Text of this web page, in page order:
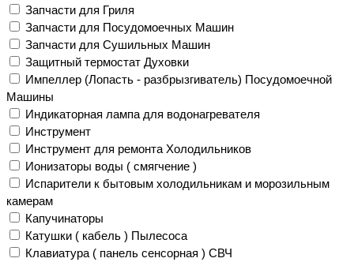
Запчасти для Гриля
Запчасти для Посудомоечных Машин
Запчасти для Сушильных Машин
Защитный термостат Духовки
Импеллер (Лопасть - разбрызгиватель) Посудомоечной
Машины
Индикаторная лампа для водонагревателя
Инструмент
Инструмент для ремонта Холодильников
Ионизаторы воды ( смягчение )
Испарители к бытовым холодильникам и морозильным
камерам
Капучинаторы
Катушки ( кабель ) Пылесоса
Клавиатура ( панель сенсорная ) СВЧ